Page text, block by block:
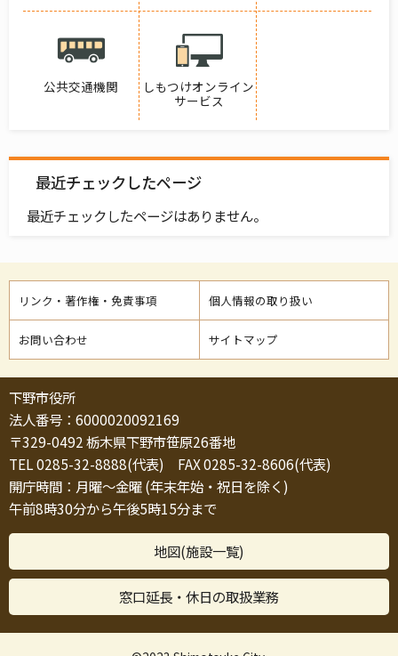
公共交通機関
しもつけオンライン
サービス
最近チェックしたページ
最近チェックしたページはありません。
リンク・著作権・免責事項 個人情報の取り扱い
お問い合わせ サイトマップ
下野市役所
法人番号：6000020092169
〒329-0492 栃木県下野市笹原26番地
TEL 0285-32-8888(代表) FAX 0285-32-8606(代表)
開庁時間：月曜～金曜 (年末年始・祝日を除く)
午前8時30分から午後5時15分まで
地図(施設一覧)
窓口延長・休日の取扱業務